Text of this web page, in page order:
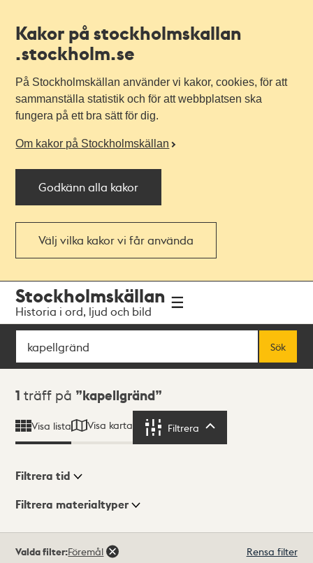
Kakor på stockholmskallan
.stockholm.se
På Stockholmskällan använder vi kakor, cookies, för att
sammanställa statistik och för att webbplatsen ska
fungera på ett bra sätt för dig.
Om kakor på Stockholmskällan
Godkänn alla kakor
Välj vilka kakor vi får använda
navigationen
huvudinnehållet
Stockholmskällan
Historia i ord, ljud och bild
Sök
Sök
Sökresultat
1 träff på kapellgränd
Visa lista Visa karta Filtrera
Visningsläge
Filtrera tid
Filtrera materialtyper
träffar
Valda filter:Föremål Rensa filter